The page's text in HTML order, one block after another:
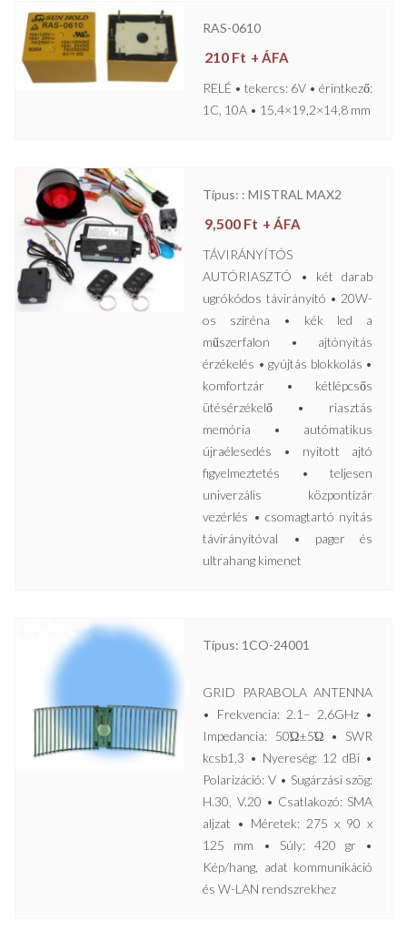
RAS-0610
210 Ft + ÁFA
RELÉ • tekercs: 6V • érintkező:
1C, 10A • 15,4×19,2×14,8 mm
Típus: : MISTRAL MAX2
9,500 Ft + ÁFA
TÁVIRÁNYÍTÓS
AUTÓRIASZTÓ • két darab
ugrókódos távirányító • 20W-
os sziréna • kék led a
műszerfalon • ajtónyitás
érzékelés • gyújtás blokkolás •
komfortzár • kétlépcsős
ütésérzékelő • riasztás
memória • autómatikus
újraélesedés • nyitott ajtó
figyelmeztetés • teljesen
univerzális központizár
vezérlés • csomagtartó nyitás
távirányítóval • pager és
ultrahang kimenet
Típus: 1CO-24001
GRID PARABOLA ANTENNA
• Frekvencia: 2.1– 2,6GHz •
Impedancia: 50Ώ±5Ώ • SWR
kcsb1,3 • Nyereség: 12 dBi •
Polarizáció: V • Sugárzási szög:
H.30, V.20 • Csatlakozó: SMA
aljzat • Méretek: 275 x 90 x
125 mm • Súly: 420 gr •
Kép/hang, adat kommunikáció
és W-LAN rendszrekhez